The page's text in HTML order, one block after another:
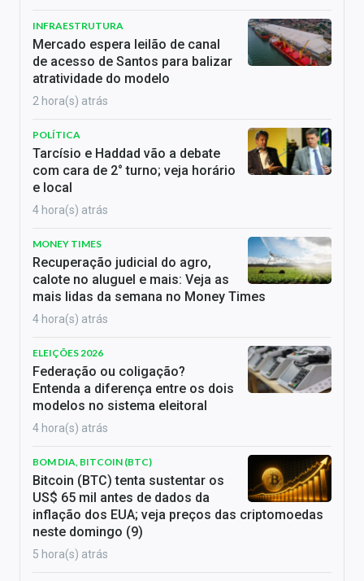
INFRAESTRUTURA
Mercado espera leilão de canal
de acesso de Santos para balizar
atratividade do modelo
2 hora(s) atrás
POLÍTICA
Tarcísio e Haddad vão a debate
com cara de 2° turno; veja horário
e local
4 hora(s) atrás
MONEY TIMES
Recuperação judicial do agro,
calote no aluguel e mais: Veja as
mais lidas da semana no Money Times
4 hora(s) atrás
ELEIÇÕES 2026
Federação ou coligação?
Entenda a diferença entre os dois
modelos no sistema eleitoral
4 hora(s) atrás
BOM DIA, BITCOIN (BTC)
Bitcoin (BTC) tenta sustentar os
US$ 65 mil antes de dados da
inflação dos EUA; veja preços das criptomoedas
neste domingo (9)
5 hora(s) atrás